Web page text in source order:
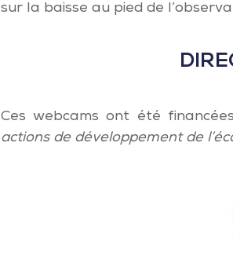
sur la baisse au pied de
Ces webcams ont été
actions de développement de